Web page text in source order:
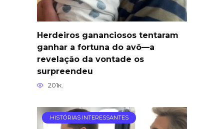
Herdeiros gananciosos tentaram
ganhar a fortuna do avô—a
revelação da vontade os
surpreendeu
201к.
HISTÓRIAS INTERESSANTES